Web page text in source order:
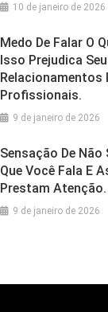
10 de janeiro de 2026
Medo De Falar O
Isso Prejudica
Relacionamentos
Profissionais.
9 de janeiro de 2026
Sensação De Não
Que Você Fala E
Prestam Atenção.
9 de janeiro de 2026